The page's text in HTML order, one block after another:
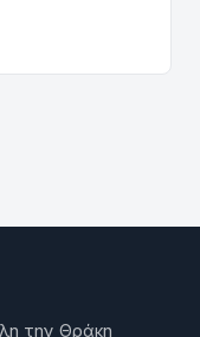
την Θράκη